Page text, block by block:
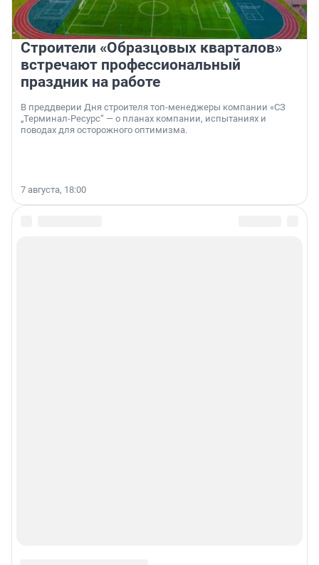
Строители «Образцовых кварталов»
встречают профессиональный
праздник на работе
В преддверии Дня строителя топ-менеджеры компании «СЗ
„Терминал-Ресурс“ — о планах компании, испытаниях и
поводах для осторожного оптимизма.
7 августа, 18:00